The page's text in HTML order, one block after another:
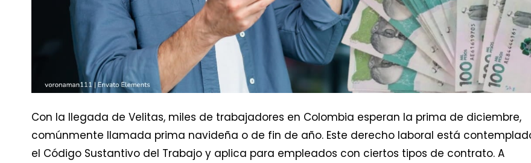
Con la llegada de Velitas, miles de trabajadores en Colombia esperan la prima de diciembre,
comúnmente llamada prima navideña o de fin de año. Este derecho laboral está
el Código Sustantivo del Trabajo y aplica para empleados con ciertos tipos de contrato. A